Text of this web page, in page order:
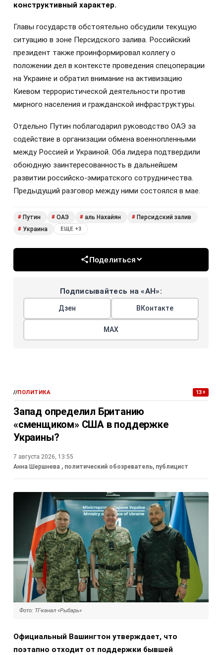
конструктивный характер.
Главы государств обстоятельно обсудили текущую
ситуацию в зоне Персидского залива. Российский
президент также проинформировал коллегу о
положении дел в контексте проведения спецоперации
на Украине и обратил внимание на активизацию
Киевом террористической деятельности против
мирного населения и гражданской инфраструктуры.
Отдельно Путин поблагодарил руководство ОАЭ за
содействие в организации обмена военнопленными
между Россией и Украиной. Оба лидера подтвердили
обоюдную заинтересованность в дальнейшем
развитии российско-эмиратского сотрудничества.
Предыдущий разговор между ними состоялся в мае.
# Путин # ОАЭ # аль Нахайян # Персидский залив
# Украина ЕЩЕ +3
Поделиться
Подписывайтесь на «АН»:
Дзен ВКонтакте
МАХ
//ПОЛИТИКА 13+
Запад определил Британию
«сменщиком» США в поддержке
Украины?
7 августа 2026, 13:55
Анна Шершнева , политический обозреватель, публицист
Фото: ТГ-канал «Рыбарь»
Официальный Вашингтон утверждает, что
поэтапно отходит от поддержки бывшей